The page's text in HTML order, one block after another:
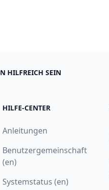
HILFREICH SEIN
HILFE-CENTER
Anleitungen
Benutzergemeinschaft
(en)
Systemstatus (en)